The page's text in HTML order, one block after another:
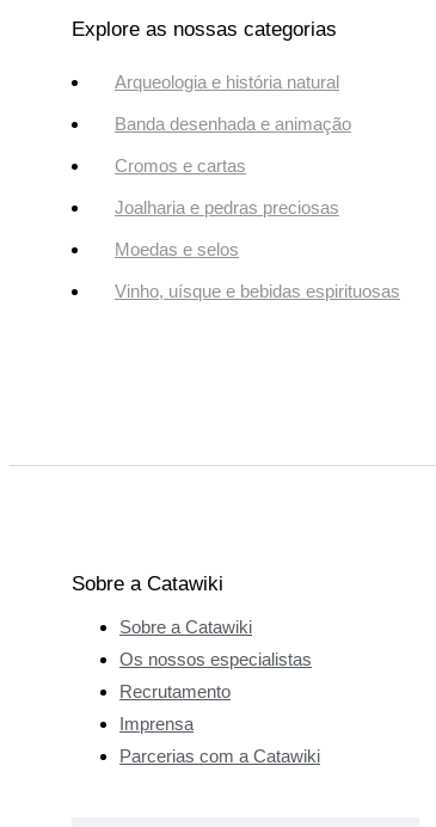
Explore as nossas categorias
Arqueologia e história natural
Banda desenhada e animação
Cromos e cartas
Joalharia e pedras preciosas
Moedas e selos
Vinho, uísque e bebidas espirituosas
Sobre a Catawiki
Sobre a Catawiki
Os nossos especialistas
Recrutamento
Imprensa
Parcerias com a Catawiki